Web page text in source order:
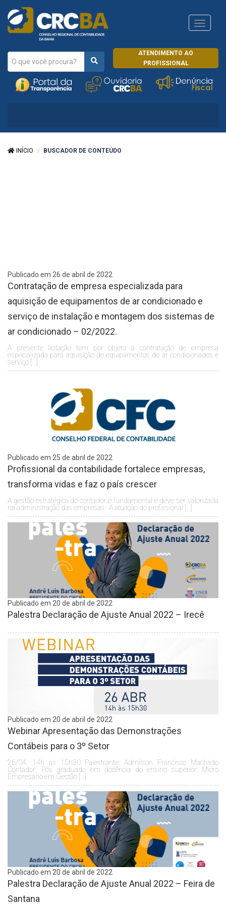
ATENDIMENTO AO
PROFISSIONAL
CRCRJ
INÍCIO BUSCADOR DE CONTEÚDO
Publicado em 26 de abril de 2022
Contratação de empresa especializada para
aquisição de equipamentos de ar condicionado e
serviço de instalação e montagem dos sistemas de
ar condicionado – 02/2022.
A presente licitação tem por objeto a contratação de empresa
especializada para aquisição de equipamentos de ar condicionados e
serviço […]
Publicado em 25 de abril de 2022
Profissional da contabilidade fortalece empresas,
transforma vidas e faz o país crescer
A gestão estratégica do contador é fundamental e deve ser valorizada
na administração das empresas A atuação do profissional […]
Publicado em 20 de abril de 2022
Palestra Declaração de Ajuste Anual 2022 – Irecê
Publicado em 20 de abril de 2022
Webinar Apresentação das Demonstrações
Contábeis para o 3º Setor
26/04, 14h às 15h30 Palestrante: Admilson Francisco Machado
Contador; Pós graduado em docência do ensino superior: Micro
Empresário em Gestão […]
Publicado em 20 de abril de 2022
Palestra Declaração de Ajuste Anual 2022 – Feira de
Santana